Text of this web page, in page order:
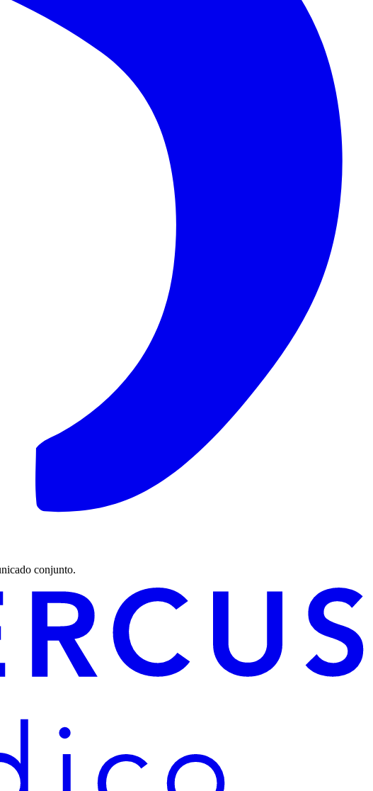
conjunto.